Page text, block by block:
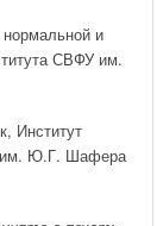
и
СВФУ им.
Институт
им. Ю.Г. Шафера